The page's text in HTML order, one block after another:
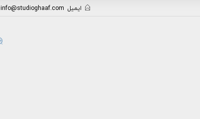
ایمیل info@studioghaaf.com